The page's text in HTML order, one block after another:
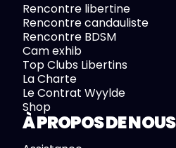
Rencontre libertine
Rencontre candauliste
Rencontre BDSM
Cam exhib
Top Clubs Libertins
La Charte
Le Contrat Wyylde
Shop
À PROPOS DE NOUS